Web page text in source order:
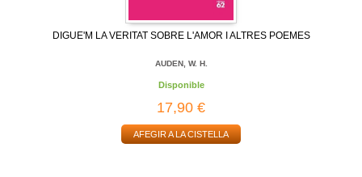
DIGUE'M LA VERITAT SOBRE L'AMOR I ALTRES POEMES
AUDEN, W. H.
Disponible
17,90 €
AFEGIR A LA CISTELLA